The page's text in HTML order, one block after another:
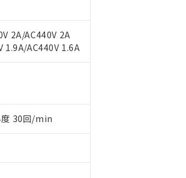
2A/AC440V 2A
1.9A/AC440V 1.6A
30回/min
況および標準価格(税抜)を提供させていただ
となる商品もあることをご了承ください。
時点での社内データに基づき作成されるも
とは異なる場合があることをご了承くださ
ワーク
」をご確認ください。
ただくには、I-Webメンバーズにご登録され
下、
ポリ臭化ジフェニルエーテル類(PBDE) 1000ppm以下、
ブチルベンジル（BBP） 1000ppm以下、フタル酸ジブチ
を確認しています。
ことを示します。
ることを示します。
。
ポリ臭化ジフェニルエーテル類) : 1000ppm、
、 BBP(フタル酸ブチルベンジル) : 1000ppm、
を示します。
の輸出許可(または役務取引許可)を取得する
違法に輸出されないよう必要な手段を講じ
器またはその他武器並びにこれらの製造装
および3の内容を当該第三者に通知します。
輸出するおそれがある場合は、取り引きをい
引先、またはお客様担当のオムロン制御